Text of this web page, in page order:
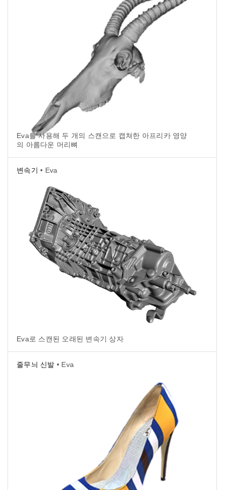
Eva를 사용해 두 개의 스캔으로 캡쳐한 아프리카 영양
의 아름다운 머리뼈
변속기 • Eva
Eva로 스캔된 오래된 변속기 상자
줄무늬 신발 • Eva